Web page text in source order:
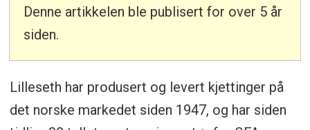
Denne artikkelen ble publisert for over 5 år
siden.
Lilleseth har produsert og levert kjettinger på
det norske markedet siden 1947, og har siden